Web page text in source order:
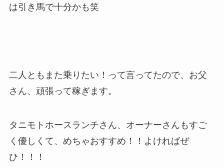
は引き馬で十分かも笑
二人ともまた乗りたい！って言ってたので、お父
さん、頑張って稼ぎます。
タニモトホースランチさん、オーナーさんもすご
く優しくて、めちゃおすすめ！！よければぜ
ひ！！！